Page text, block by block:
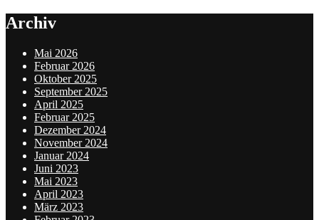
Archiv
Mai 2026
Februar 2026
Oktober 2025
September 2025
April 2025
Februar 2025
Dezember 2024
November 2024
Januar 2024
Juni 2023
Mai 2023
April 2023
März 2023